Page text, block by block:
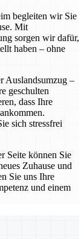
begleiten wir Sie
Mit
sorgen wir dafür,
haben – ohne
Auslandsumzug –
geschulten
dass Ihre
sich stressfrei
Seite können Sie
Zuhause und
Sie uns Ihre
und einem